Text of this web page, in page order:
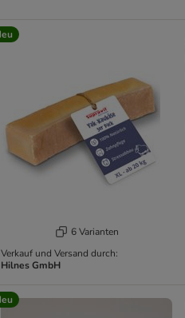
6 Varianten
Verkauf und Versand durch:
Hilnes GmbH